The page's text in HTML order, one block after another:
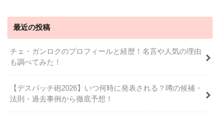
最近の投稿
チェ・ガンロクのプロフィールと経歴！名言や人気の理由
も調べてみた！
【デスパッチ砲2026】いつ何時に発表される？噂の候補・
法則・過去事例から徹底予想！